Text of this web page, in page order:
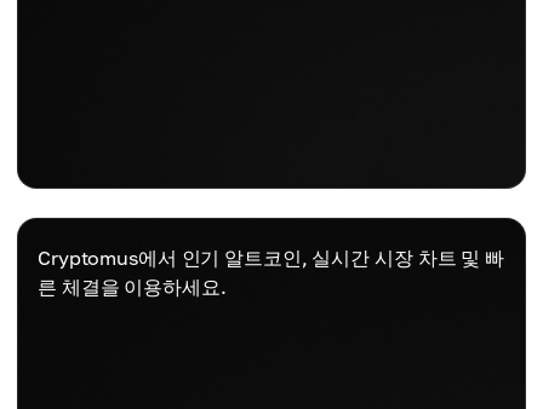
Cryptomus에서 인기 알트코인, 실시간 시장 차트 및 빠
른 체결을 이용하세요.